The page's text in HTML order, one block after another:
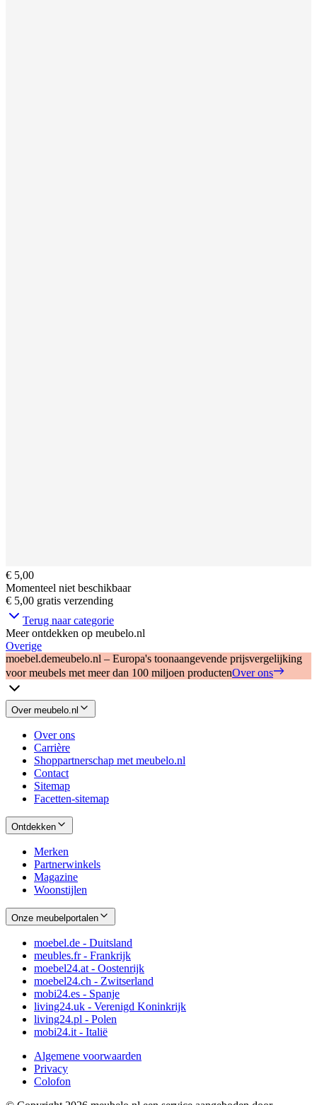
€ 5,00
Momenteel niet beschikbaar
€ 5,00 gratis verzending
Terug naar categorie
Meer ontdekken op meubelo.nl
Overige
moebel.demeubelo.nl – Europa's toonaangevende prijsvergelijking
voor meubels met meer dan 100 miljoen productenOver ons
Over meubelo.nl
Over ons
Carrière
Shoppartnerschap met meubelo.nl
Contact
Sitemap
Facetten-sitemap
Ontdekken
Merken
Partnerwinkels
Magazine
Woonstijlen
Onze meubelportalen
moebel.de - Duitsland
meubles.fr - Frankrijk
moebel24.at - Oostenrijk
moebel24.ch - Zwitserland
mobi24.es - Spanje
living24.uk - Verenigd Koninkrijk
living24.pl - Polen
mobi24.it - Italië
Algemene voorwaarden
Privacy
Colofon